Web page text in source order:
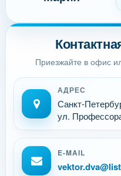
Приезжайте в офис
АДРЕС
Санкт-
ул.
E-MAIL